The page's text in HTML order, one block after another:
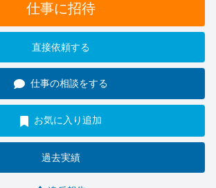
仕事に招待
直接依頼する
仕事の相談をする
お気に入り追加
過去実績